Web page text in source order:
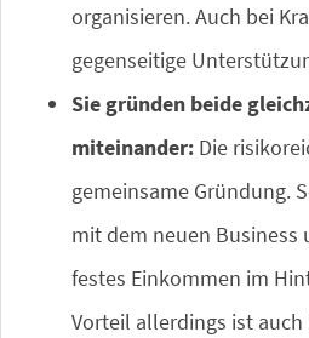
organisieren. Auch bei
gegenseitige
Sie gründen beide
miteinander: Die
gemeinsame Gründung.
mit dem neuen Business
festes Einkommen im
Vorteil allerdings ist